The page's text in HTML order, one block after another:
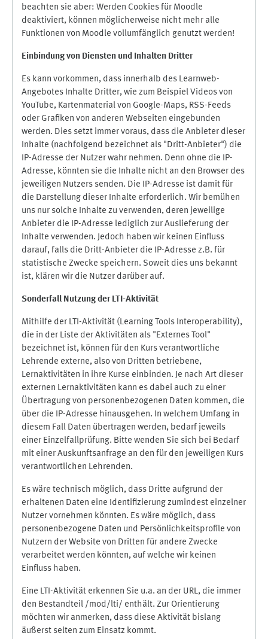
beachten sie aber: Werden Cookies für Moodle
deaktiviert, können möglicherweise nicht mehr alle
Funktionen von Moodle vollumfänglich genutzt werden!
Einbindung von Diensten und Inhalten Dritter
Es kann vorkommen, dass innerhalb des Learnweb-
Angebotes Inhalte Dritter, wie zum Beispiel Videos von
YouTube, Kartenmaterial von Google-Maps, RSS-Feeds
oder Grafiken von anderen Webseiten eingebunden
werden. Dies setzt immer voraus, dass die Anbieter dieser
Inhalte (nachfolgend bezeichnet als "Dritt-Anbieter") die
IP-Adresse der Nutzer wahr nehmen. Denn ohne die IP-
Adresse, könnten sie die Inhalte nicht an den Browser des
jeweiligen Nutzers senden. Die IP-Adresse ist damit für
die Darstellung dieser Inhalte erforderlich. Wir bemühen
uns nur solche Inhalte zu verwenden, deren jeweilige
Anbieter die IP-Adresse lediglich zur Auslieferung der
Inhalte verwenden. Jedoch haben wir keinen Einfluss
darauf, falls die Dritt-Anbieter die IP-Adresse z.B. für
statistische Zwecke speichern. Soweit dies uns bekannt
ist, klären wir die Nutzer darüber auf.
Sonderfall Nutzung der LTI-Aktivität
Mithilfe der LTI-Aktivität (Learning Tools Interoperability),
die in der Liste der Aktivitäten als "Externes Tool"
bezeichnet ist, können für den Kurs verantwortliche
Lehrende externe, also von Dritten betriebene,
Lernaktivitäten in ihre Kurse einbinden. Je nach Art dieser
externen Lernaktivitäten kann es dabei auch zu einer
Übertragung von personenbezogenen Daten kommen, die
über die IP-Adresse hinausgehen. In welchem Umfang in
diesem Fall Daten übertragen werden, bedarf jeweils
einer Einzelfallprüfung. Bitte wenden Sie sich bei Bedarf
mit einer Auskunftsanfrage an den für den jeweiligen Kurs
verantwortlichen Lehrenden.
Es wäre technisch möglich, dass Dritte aufgrund der
erhaltenen Daten eine Identifizierung zumindest einzelner
Nutzer vornehmen könnten. Es wäre möglich, dass
personenbezogene Daten und Persönlichkeitsprofile von
Nutzern der Website von Dritten für andere Zwecke
verarbeitet werden könnten, auf welche wir keinen
Einfluss haben.
Eine LTI-Aktivität erkennen Sie u.a. an der URL, die immer
den Bestandteil /mod/lti/ enthält. Zur Orientierung
möchten wir anmerken, dass diese Aktivität bislang
äußerst selten zum Einsatz kommt.